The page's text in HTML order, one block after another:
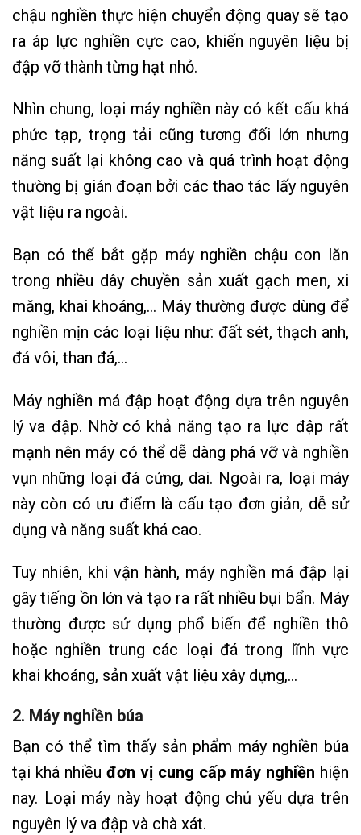
chậu nghiền thực hiện chuyển động quay sẽ tạo
ra áp lực nghiền cực cao, khiến nguyên liệu bị
đập vỡ thành từng hạt nhỏ.
Nhìn chung, loại máy nghiền này có kết cấu khá
phức tạp, trọng tải cũng tương đối lớn nhưng
năng suất lại không cao và quá trình hoạt động
thường bị gián đoạn bởi các thao tác lấy nguyên
vật liệu ra ngoài.
Bạn có thể bắt gặp máy nghiền chậu con lăn
trong nhiều dây chuyền sản xuất gạch men, xi
măng, khai khoáng,… Máy thường được dùng để
nghiền mịn các loại liệu như: đất sét, thạch anh,
đá vôi, than đá,…
Máy nghiền má đập hoạt động dựa trên nguyên
lý va đập. Nhờ có khả năng tạo ra lực đập rất
mạnh nên máy có thể dễ dàng phá vỡ và nghiền
vụn những loại đá cứng, dai. Ngoài ra, loại máy
này còn có ưu điểm là cấu tạo đơn giản, dễ sử
dụng và năng suất khá cao.
Tuy nhiên, khi vận hành, máy nghiền má đập lại
gây tiếng ồn lớn và tạo ra rất nhiều bụi bẩn. Máy
thường được sử dụng phổ biến để nghiền thô
hoặc nghiền trung các loại đá trong lĩnh vực
khai khoáng, sản xuất vật liệu xây dựng,…
2. Máy nghiền búa
Bạn có thể tìm thấy sản phẩm máy nghiền búa
tại khá nhiều đơn vị cung cấp máy nghiền hiện
nay. Loại máy này hoạt động chủ yếu dựa trên
nguyên lý va đập và chà xát.